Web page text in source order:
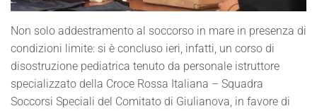
Non solo addestramento al soccorso in mare in presenza di
condizioni limite: si è concluso ieri, infatti, un corso di
disostruzione pediatrica tenuto da personale istruttore
specializzato della Croce Rossa Italiana – Squadra
Soccorsi Speciali del Comitato di Giulianova, in favore di